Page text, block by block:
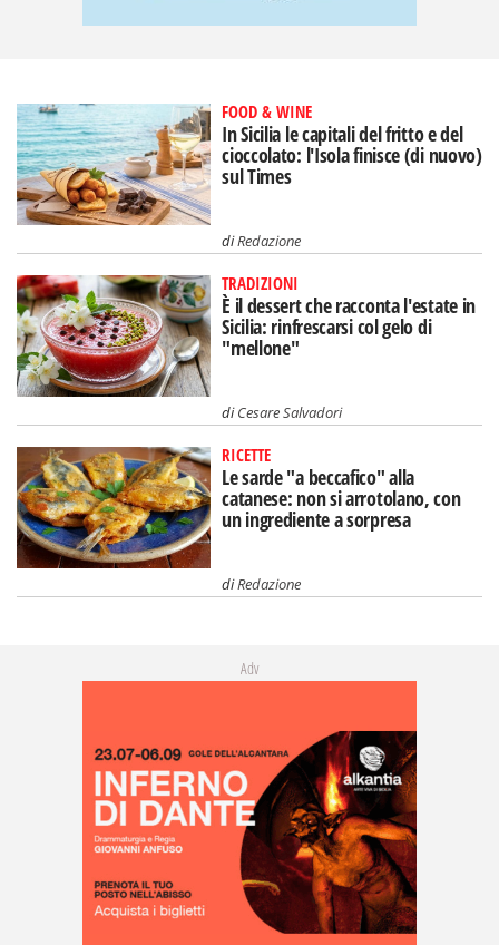
FOOD & WINE
In Sicilia le capitali del fritto e del
cioccolato: l'Isola finisce (di nuovo)
sul Times
diRedazione
TRADIZIONI
È il dessert che racconta l'estate in
Sicilia: rinfrescarsi col gelo di
"mellone"
diCesare Salvadori
RICETTE
Le sarde "a beccafico" alla
catanese: non si arrotolano, con
un ingrediente a sorpresa
diRedazione
Adv